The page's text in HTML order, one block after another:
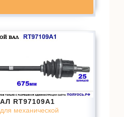
RT97109A1
механической